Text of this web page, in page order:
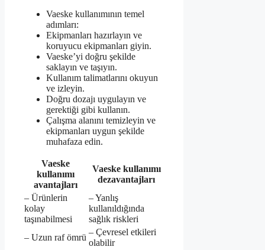
Vaeske kullanımının temel
adımları:
Ekipmanları hazırlayın ve
koruyucu ekipmanları giyin.
Vaeske’yi doğru şekilde
saklayın ve taşıyın.
Kullanım talimatlarını okuyun
ve izleyin.
Doğru dozajı uygulayın ve
gerektiği gibi kullanın.
Çalışma alanını temizleyin ve
ekipmanları uygun şekilde
muhafaza edin.
Vaeske
kullanımı
avantajları
Vaeske kullanımı
dezavantajları
– Ürünlerin
kolay
taşınabilmesi
– Yanlış
kullanıldığında
sağlık riskleri
– Uzun raf ömrü
– Çevresel etkileri
olabilir